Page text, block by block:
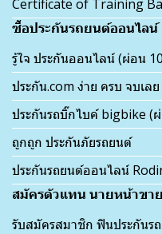
Certificate of Training
ซื้อประกันรถยนต์ออนไลน์
รู้ใจ ประกันออนไลน์ (ผ่อน
ประกัน.com ง่าย ครบ จบเลย
ประกันรถบิ๊กไบค์ bigbike (
ถูกถูก ประกันภัยรถยนต์
ประกันรถยนต์ออนไลน์
สมัครตัวแทน นายหน้าขา
รับสมัครสมาชิก ฟินประกันรถ